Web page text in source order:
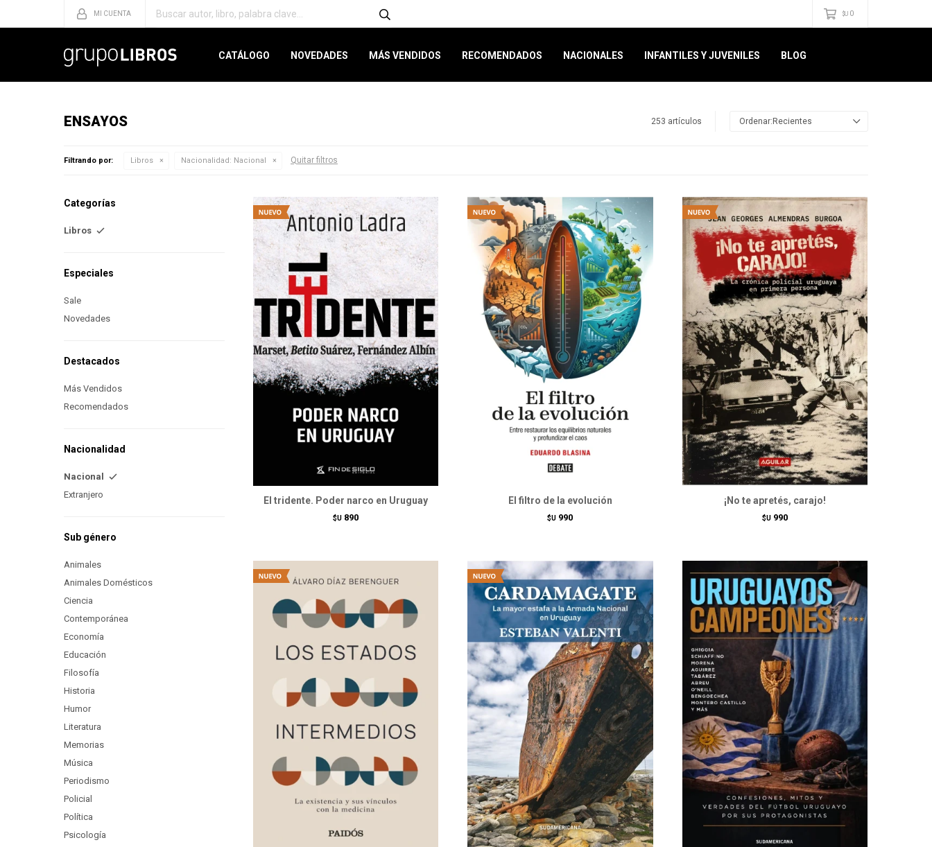
CATÁLOGO NOVEDADES MÁS VENDIDOS RECOMENDADOS NACIONALES INFANTILES Y JUVENILES BLOG
$U 0
ENSAYOS 253 artículos Recientes
Filtrando por: Libros Nacionalidad: Nacional Quitar filtros
El tridente. Poder narco en Uruguay
$U 890
El filtro de la evolución
$U 990
¡No te apretés, carajo!
$U 990
Categorías
Libros
Especiales
Sale
Novedades
Destacados
Más Vendidos
Recomendados
Nacionalidad
Nacional
Extranjero
Sub género
Animales
Animales Domésticos
Ciencia
Contemporánea
Economía
Educación
Filosofía
Historia
Humor
Literatura
Memorias
Música
Periodismo
Policial
Política
Psicología